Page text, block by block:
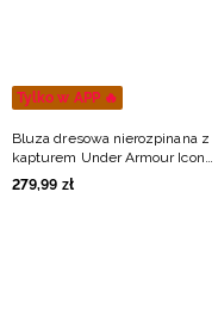
Tylko w APP 🔥
Bluza dresowa nierozpinana z
kapturem Under Armour Icon
Fleece Hoodie męska - zielona
279,99 zł